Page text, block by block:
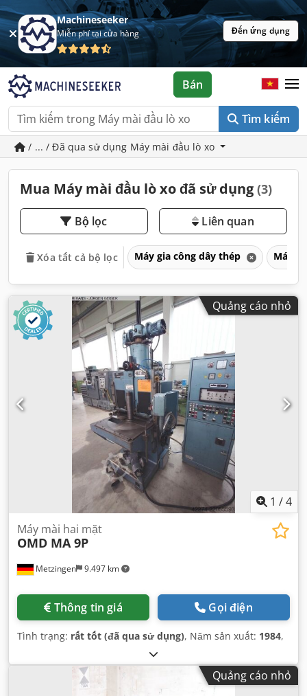
Machineseeker
Miễn phí tại cửa hàng Đến ứng dụng
Tìm kiếm
Bán
/ ... / Đã qua sử dụng Máy mài đầu lò xo
Mua Máy mài đầu lò xo đã sử dụng (3)
Bộ lọc Liên quan
Xóa tất cả bộ lọc Máy gia công dây thép Máy
Quảng cáo nhỏ
1 /4
Metzingen 9.497 km
Máy mài hai mặt
OMD MA 9P
Thông tin giá Gọi điện
Tình trạng: rất tốt (đã qua sử dụng), Năm sản xuất: 1984,
Quảng cáo nhỏ